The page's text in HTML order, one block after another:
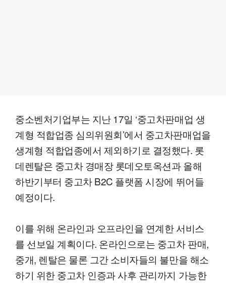
중소벤처기업부는 지난 17일 ‘중고차판매업 생
계형 적합업종 심의위원회’에서 중고차판매업을
생계형 적합업종에서 제외하기로 결정했다. 롯
데렌탈은 중고차 경매장 롯데오토옥션과 올해
하반기부터 중고차 B2C 플랫폼 시장에 뛰어들
예정이다.
이를 위해 온라인과 오프라인을 연계한 서비스
를 선보일 계획이다. 온라인으로는 중고차 판매,
중개, 렌탈은 물론 그간 소비자들의 불만을 해소
하기 위한 중고차 인증과 사후 관리까지 가능한